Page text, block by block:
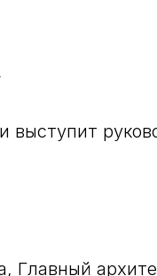
Главный